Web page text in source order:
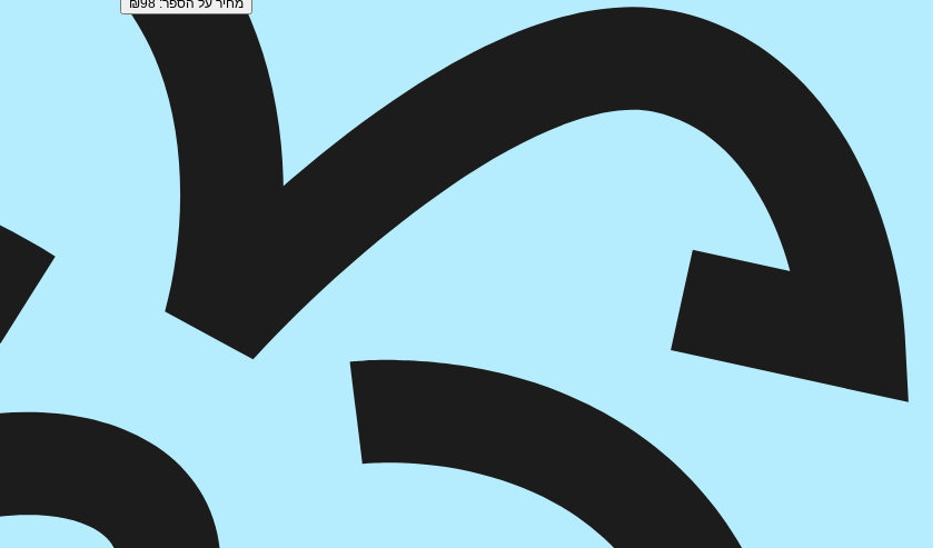
מחיר על הספר: ₪98